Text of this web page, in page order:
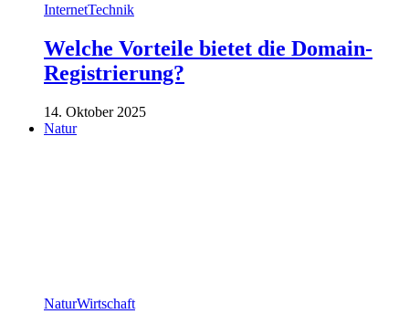
InternetTechnik
Welche Vorteile bietet die Domain-
Registrierung?
14. Oktober 2025
Natur
NaturWirtschaft